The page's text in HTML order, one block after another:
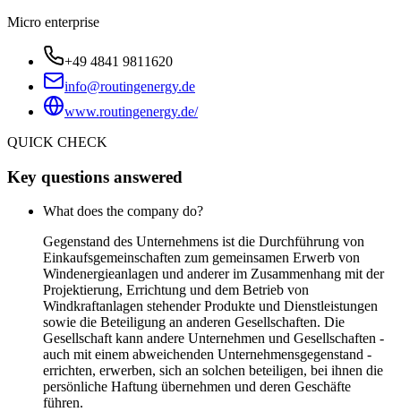
Micro enterprise
+49 4841 9811620
info@routingenergy.de
www.routingenergy.de/
QUICK CHECK
Key questions answered
What does the company do?
Gegenstand des Unternehmens ist die Durchführung von
Einkaufsgemeinschaften zum gemeinsamen Erwerb von
Windenergieanlagen und anderer im Zusammenhang mit der
Projektierung, Errichtung und dem Betrieb von
Windkraftanlagen stehender Produkte und Dienstleistungen
sowie die Beteiligung an anderen Gesellschaften. Die
Gesellschaft kann andere Unternehmen und Gesellschaften -
auch mit einem abweichenden Unternehmensgegenstand -
errichten, erwerben, sich an solchen beteiligen, bei ihnen die
persönliche Haftung übernehmen und deren Geschäfte
führen.